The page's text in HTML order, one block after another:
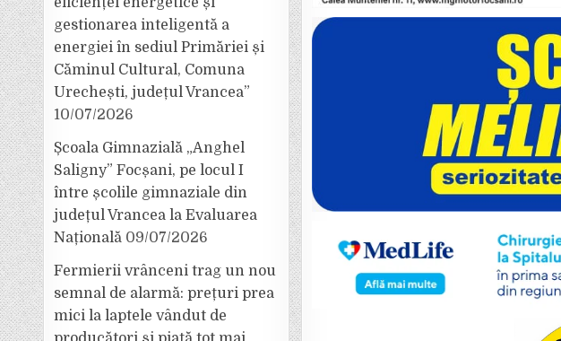
gestionarea inteligentă a
energiei în sediul Primăriei și
Căminul Cultural, Comuna
Urechești, județul Vrancea”
10/07/2026
Școala Gimnazială „Anghel
Saligny” Focșani, pe locul I
între școlile gimnaziale din
județul Vrancea la Evaluarea
Națională 09/07/2026
Fermierii vrânceni trag un nou
semnal de alarmă: prețuri prea
mici la laptele vândut de